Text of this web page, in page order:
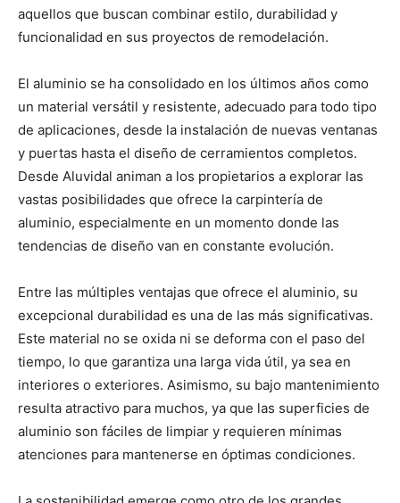
aquellos que buscan combinar estilo, durabilidad y
funcionalidad en sus proyectos de remodelación.
El aluminio se ha consolidado en los últimos años como
un material versátil y resistente, adecuado para todo tipo
de aplicaciones, desde la instalación de nuevas ventanas
y puertas hasta el diseño de cerramientos completos.
Desde Aluvidal animan a los propietarios a explorar las
vastas posibilidades que ofrece la carpintería de
aluminio, especialmente en un momento donde las
tendencias de diseño van en constante evolución.
Entre las múltiples ventajas que ofrece el aluminio, su
excepcional durabilidad es una de las más significativas.
Este material no se oxida ni se deforma con el paso del
tiempo, lo que garantiza una larga vida útil, ya sea en
interiores o exteriores. Asimismo, su bajo mantenimiento
resulta atractivo para muchos, ya que las superficies de
aluminio son fáciles de limpiar y requieren mínimas
atenciones para mantenerse en óptimas condiciones.